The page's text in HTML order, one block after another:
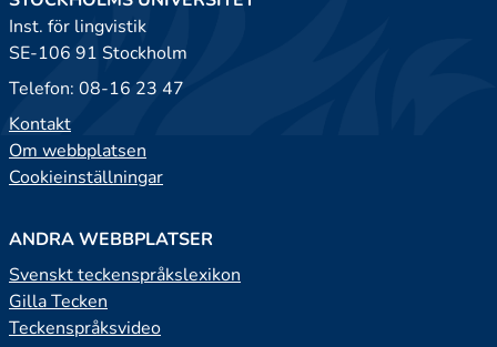
Inst. för lingvistik
SE-106 91 Stockholm
Telefon: 08-16 23 47
Kontakt
Om webbplatsen
Cookieinställningar
ANDRA WEBBPLATSER
Svenskt teckenspråkslexikon
Gilla Tecken
Teckenspråksvideo